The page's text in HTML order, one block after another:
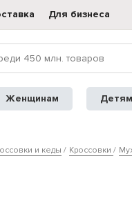
Для бизнеса
Женщинам Детям
и кеды Кроссовки